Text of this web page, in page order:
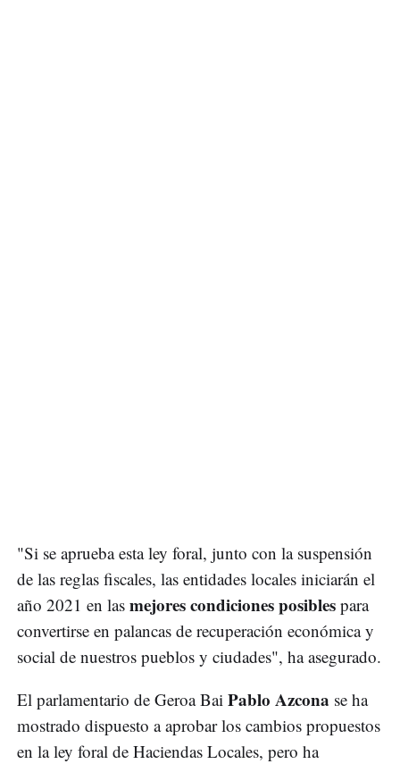
"Si se aprueba esta ley foral, junto con la suspensión
de las reglas fiscales, las entidades locales iniciarán el
año 2021 en las mejores condiciones posibles para
convertirse en palancas de recuperación económica y
social de nuestros pueblos y ciudades", ha asegurado.
El parlamentario de Geroa Bai Pablo Azcona se ha
mostrado dispuesto a aprobar los cambios propuestos
en la ley foral de Haciendas Locales, pero ha